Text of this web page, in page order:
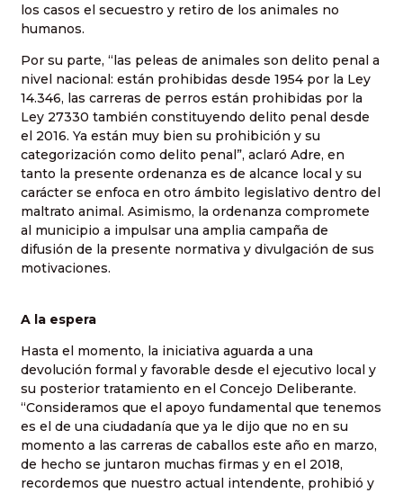
los casos el secuestro y retiro de los animales no
humanos.
Por su parte, “las peleas de animales son delito penal a
nivel nacional: están prohibidas desde 1954 por la Ley
14.346, las carreras de perros están prohibidas por la
Ley 27330 también constituyendo delito penal desde
el 2016. Ya están muy bien su prohibición y su
categorización como delito penal”, aclaró Adre, en
tanto la presente ordenanza es de alcance local y su
carácter se enfoca en otro ámbito legislativo dentro del
maltrato animal. Asimismo, la ordenanza compromete
al municipio a impulsar una amplia campaña de
difusión de la presente normativa y divulgación de sus
motivaciones.
A la espera
Hasta el momento, la iniciativa aguarda a una
devolución formal y favorable desde el ejecutivo local y
su posterior tratamiento en el Concejo Deliberante.
“Consideramos que el apoyo fundamental que tenemos
es el de una ciudadanía que ya le dijo que no en su
momento a las carreras de caballos este año en marzo,
de hecho se juntaron muchas firmas y en el 2018,
recordemos que nuestro actual intendente, prohibió y